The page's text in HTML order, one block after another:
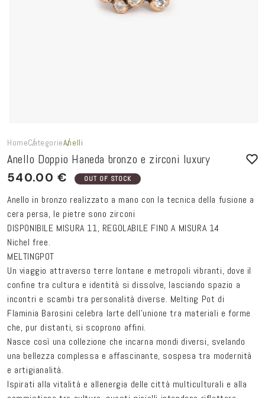
HomeCategorieAnelli
Anello Doppio Haneda bronzo e zirconi luxury
PREZZO
LISTINO
540.00 € OUT OF STOCK
Anello in bronzo realizzato a mano con la tecnica della fusione a
cera persa, le pietre sono zirconi
DISPONIBILE MISURA 11, REGOLABILE FINO A MISURA 14
Nichel free.
MELTINGPOT
Un viaggio attraverso terre lontane e metropoli vibranti, dove il
confine tra cultura e identità si dissolve, lasciando spazio a
incontri e scambi tra personalità diverse. Melting Pot di
Flaminia Barosini celebra larte dell’unione tra materiali e forme
che, pur distanti, si scoprono affini.
Nasce così una collezione che incarna mondi diversi, svelando
una bellezza complessa e affascinante, sospesa tra modernità
e artigianalità.
Ispirati alla vitalità e allenergia delle città multiculturali e alla